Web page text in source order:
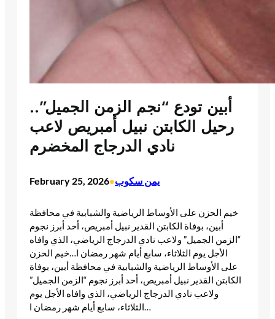
أبين تودع “نجم الزمن الجميل”..
رحيل الكابتن نبيل أمبريص لاعب
نادي الدرجاج المخضرم
February 25, 2026•يمن سكوب
خيم الحزن على الأوساط الرياضية والشبابية في محافظة
أبين، بوفاة الكابتن القدير نبيل أمبريص، أحد أبرز نجوم
“الزمن الجميل” ولاعب نادي الدرجاج الرياضي، الذي وافاه
الأجل يوم الثلاثاء، سابع أيام شهر رمضان ا…​خيم الحزن
على الأوساط الرياضية والشبابية في محافظة أبين، بوفاة
الكابتن القدير نبيل أمبريص، أحد أبرز نجوم “الزمن الجميل”
ولاعب نادي الدرجاج الرياضي، الذي وافاه الأجل يوم
الثلاثاء، سابع أيام شهر رمضان ا… ​